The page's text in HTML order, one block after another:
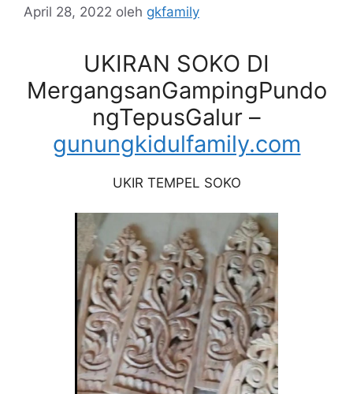
April 28, 2022 oleh gkfamily
UKIRAN SOKO DI
MergangsanGampingPundo
ngTepusGalur –
gunungkidulfamily.com
UKIR TEMPEL SOKO